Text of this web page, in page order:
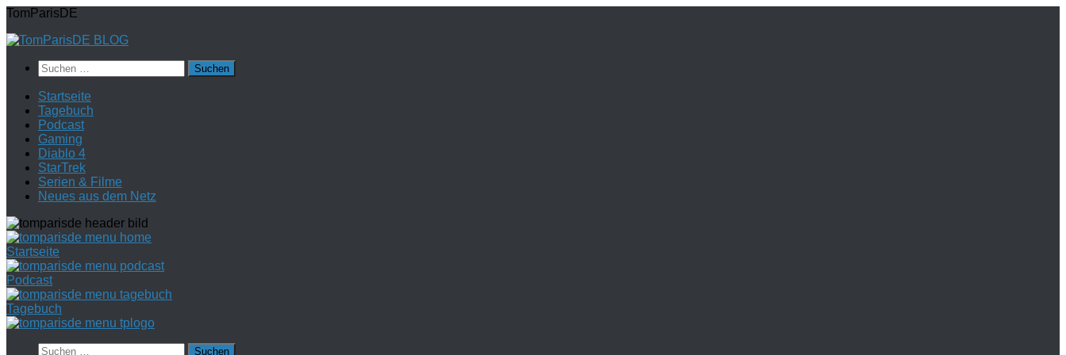
Zum
springen
TomParisDE
Suchen
nach:
Startseite
Tagebuch
Podcast
Gaming
Diablo 4
StarTrek
Serien & Filme
Neues aus dem Netz
Startseite
Podcast
Tagebuch
Suchen